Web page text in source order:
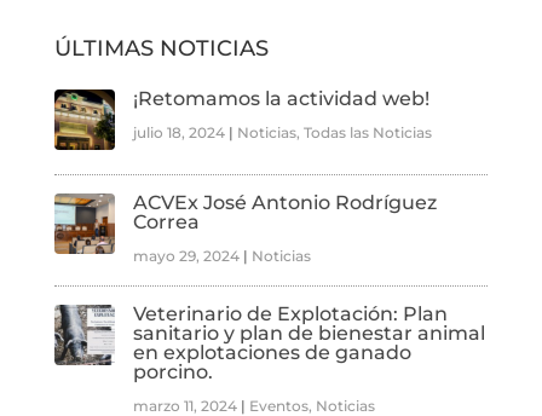
ÚLTIMAS NOTICIAS
¡Retomamos la actividad web!
julio 18, 2024| Noticias, Todas las Noticias
ACVEx José Antonio Rodríguez
Correa
mayo 29, 2024| Noticias
Veterinario de Explotación: Plan
sanitario y plan de bienestar animal
en explotaciones de ganado
porcino.
marzo 11, 2024| Eventos, Noticias